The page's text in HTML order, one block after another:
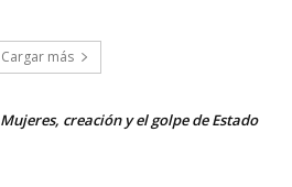
Cargar más
Mujeres, creación y el golpe de Estado